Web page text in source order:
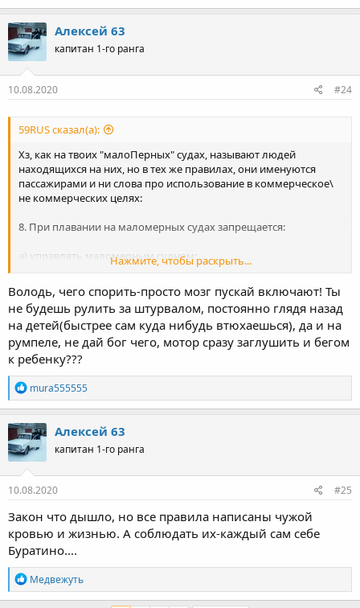
Алексей 63
капитан 1-го ранга
10.08.2020 #24
59RUS сказал(а):
Хз, как на твоих "малоПерных" судах, называют людей
находящихся на них, но в тех же правилах, они именуются
пассажирами и ни слова про использование в коммерческое\
не коммерческих целях:
8. При плавании на маломерных судах запрещается:
а) управлять маломерным судном:
.............
с нарушением норм загрузки,
пассажировместимости, ограничений по району и
условиям плавания;
......................
....................
III. Обязанности судоводителей
маломерных судов
10. Судоводители маломерных судов ( далее - судоводители
)
маломерным судам следующие документы:
...........
.......
11. Судоводитель обязан:
а)выполнять требования настоящих Правил, ППВВП,
Нажмите, чтобы раскрыть...
Володь, чего спорить-просто мозг пускай включают! Ты
не будешь рулить за штурвалом, постоянно глядя назад
на детей(быстрее сам куда нибудь втюхаешься), да и на
румпеле, не дай бог чего, мотор сразу заглушить и бегом
к ребенку???
Р
е
а
к
ц
и
и
:
mura555555
Алексей 63
капитан 1-го ранга
10.08.2020 #25
Закон что дышло, но все правила написаны чужой
кровью и жизнью. А соблюдать их-каждый сам себе
Буратино....
Р
е
а
Медвежуть